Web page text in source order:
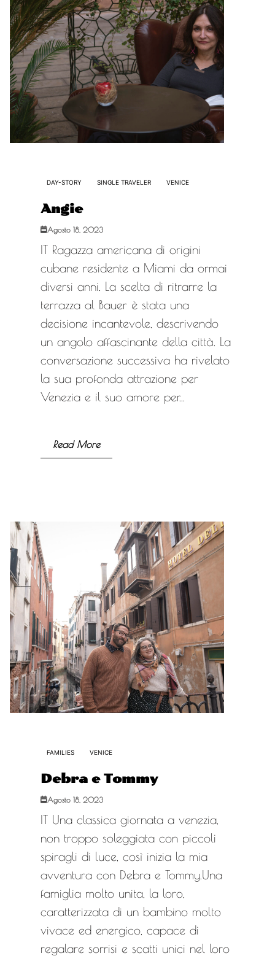
DAY-STORY SINGLE TRAVELER VENICE
Angie
Agosto 18, 2023
IT Ragazza americana di origini
cubane residente a Miami da ormai
diversi anni. La scelta di ritrarre la
terrazza al Bauer è stata una
decisione incantevole, descrivendo
un angolo affascinante della città. La
conversazione successiva ha rivelato
la sua profonda attrazione per
Venezia e il suo amore per...
Read More
FAMILIES VENICE
Debra e Tommy
Agosto 18, 2023
IT Una classica giornata a venezia,
non troppo soleggiata con piccoli
spiragli di luce, così inizia la mia
avventura con Debra e Tommy.Una
famiglia molto unita, la loro,
caratterizzata di un bambino molto
vivace ed energico, capace di
regalare sorrisi e scatti unici nel loro